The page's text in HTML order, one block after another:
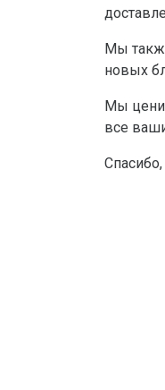
Мы
новых
Мы
все